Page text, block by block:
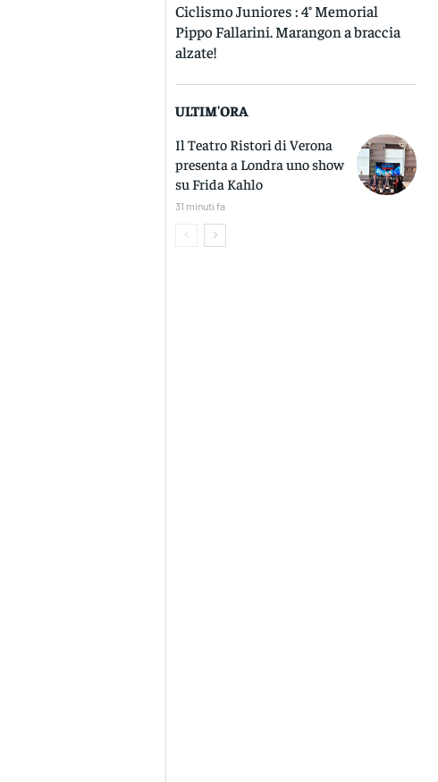
Ciclismo Juniores : 4° Memorial
Pippo Fallarini. Marangon a braccia
alzate!
ULTIM'ORA
Il Teatro Ristori di Verona
presenta a Londra uno show
su Frida Kahlo
31 minuti fa